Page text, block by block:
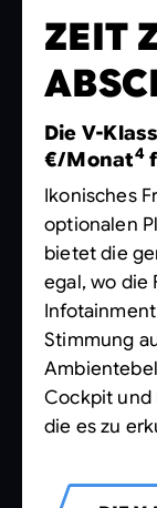
ZEIT
Die V-
€/Monat4
Ikonisches
optionalen
bietet die
egal, wo die
Stimmung
Cockpit und
die es zu